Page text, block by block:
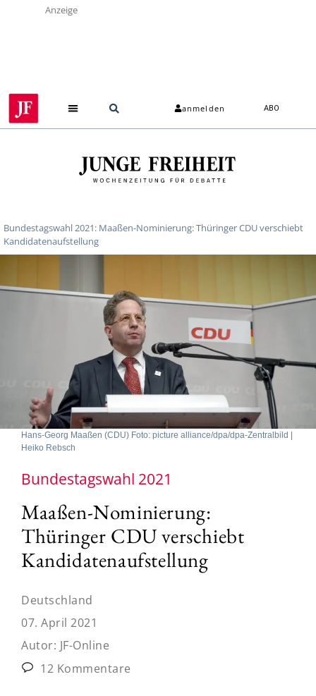
Anzeige
anmelden ABO
Bundestagswahl 2021: Maaßen-Nominierung: Thüringer CDU verschiebt
Kandidatenaufstellung
Hans-Georg Maaßen (CDU) Foto: picture alliance/dpa/dpa-Zentralbild |
Heiko Rebsch
Bundestagswahl 2021
Maaßen-Nominierung:
Thüringer CDU verschiebt
Kandidatenaufstellung
Deutschland
07. April 2021
Autor: JF-Online
12 Kommentare